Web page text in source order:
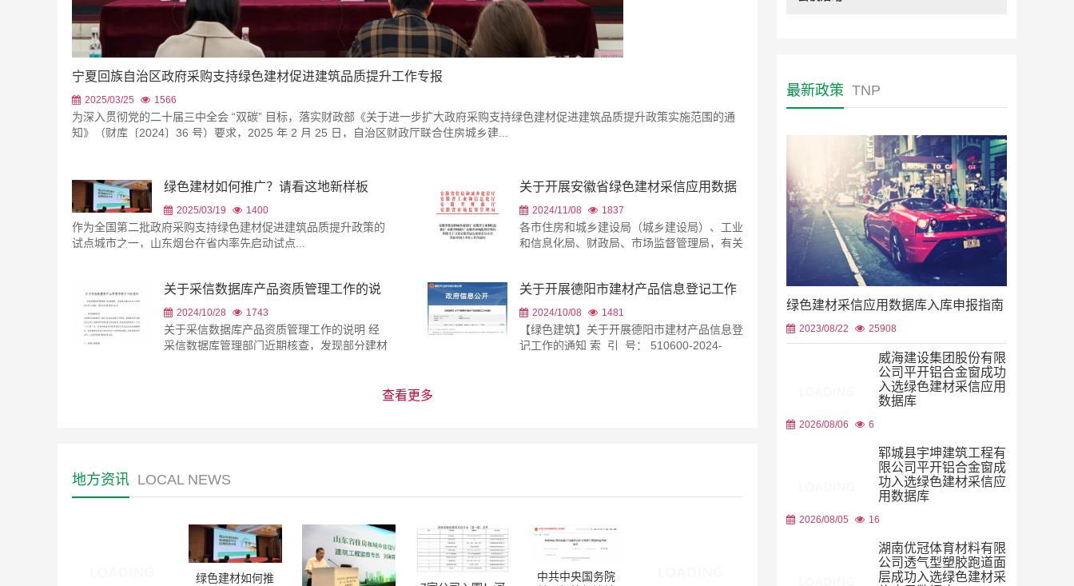
宁夏回族自治区政府采购支持绿色建材促进建筑品质提升工作专报
2025/03/25 1566
为深入贯彻党的二十届三中全会 “双碳” 目标，落实财政部《关于进一步扩大政府采购支持绿色建材促进建筑品质提升政策实施范围的通
知》（财库〔2024〕36 号）要求，2025 年 2 月 25 日，自治区财政厅联合住房城乡建...
绿色建材如何推广？请看这地新样板
2025/03/19 1400
作为全国第二批政府采购支持绿色建材促进建筑品质提升政策的
试点城市之一，山东烟台在省内率先启动试点...
关于开展安徽省绿色建材采信应用数据
2024/11/08 1837
各市住房和城乡建设局（城乡建设局）、工业
和信息化局、财政局、市场监督管理局，有关
关于采信数据库产品资质管理工作的说
2024/10/28 1743
关于采信数据库产品资质管理工作的说明 经
采信数据库管理部门近期核查，发现部分建材
关于开展德阳市建材产品信息登记工作
2024/10/08 1481
【绿色建筑】关于开展德阳市建材产品信息登
记工作的通知 索 引 号： 510600-2024-
查看更多
2025/03/25 1566
知》（财库〔2024〕36 号）要求，2025 年 2 月 25 日，自治区
绿色建材如何推广？请看这地新样板
2025/03/19 1400
作为全国第二批政府采购支持绿色建材促进建
筑品质提升政策的试点城市之一，山东烟台在
省内率先启动试点...
7家公司入围！河南省住建厅公布首批
绿色建材采信目录！
2024/08/21 1193
8月20日消息，为加快各建材生产企业积极开
展绿色建材认证和申请入库工作，提升市场竞
争力，河南省住...
地方资讯 LOCAL NEWS
绿色建材如何推
中共中央国务院
最新政策 TNP
绿色建材采信应用数据库入库申报指南
2023/08/22 25908
威海建设集团股份有限
公司平开铝合金窗成功
入选绿色建材采信应用
数据库
2026/08/06 6
郓城县宇坤建筑工程有
限公司平开铝合金窗成
功入选绿色建材采信应
用数据库
2026/08/05 16
湖南优冠体育材料有限
公司透气型塑胶跑道面
层成功入选绿色建材采